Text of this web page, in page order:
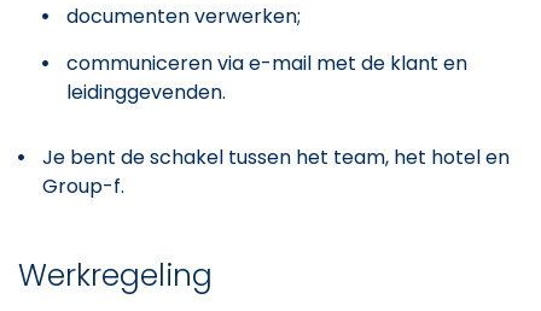
documenten verwerken;
communiceren via e-mail met de klant en
leidinggevenden.
Je bent de schakel tussen het team, het hotel en
Group-f.
Werkregeling